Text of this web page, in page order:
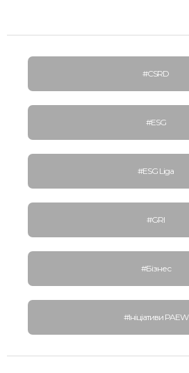
#CSRD
#ESG
#ESG Liga
#GRI
#Бізнес
#Ініціативи PAEW